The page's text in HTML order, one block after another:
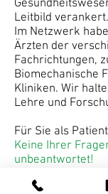
Leitbild verankert.
Im Netzwerk
Ärzten der
Fachrichtungen,
Biomechanische
Kliniken. Wir
Lehre und
Für Sie als
Keine Ihrer
unbeantwortet!
Unser Netzwerk